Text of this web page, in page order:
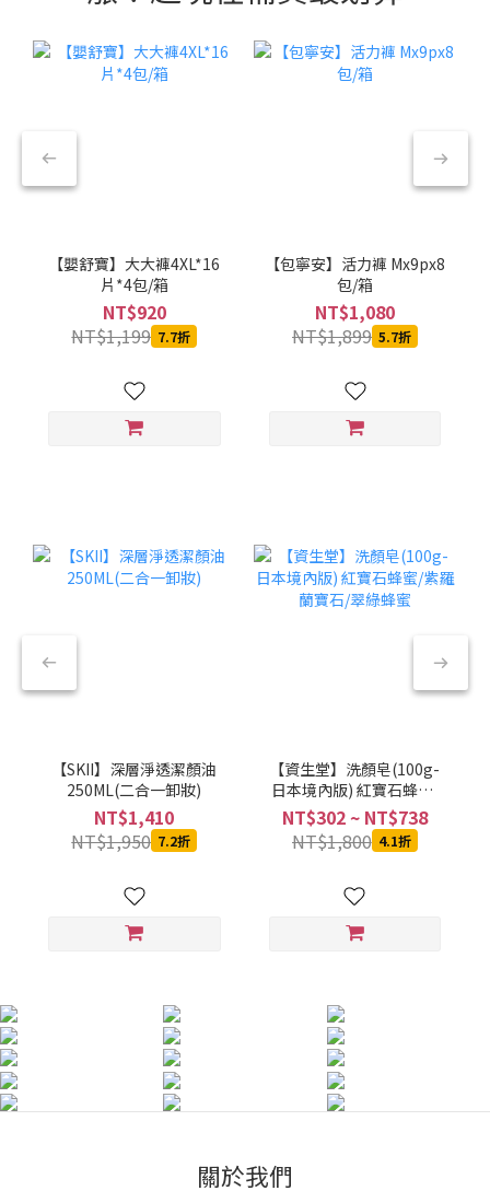
【嬰舒寶】大大褲4XL*16
片*4包/箱
NT$920
NT$1,199 7.7折
【包寧安】活力褲 Mx9px8
包/箱
NT$1,080
NT$1,899 5.7折
【SKII】深層淨透潔顏油
250ML(二合一卸妝)
NT$1,410
NT$1,950 7.2折
【資生堂】洗顏皂(100g-
日本境內版) 紅寶石蜂蜜/
紫羅蘭寶石/翠綠蜂蜜
NT$302 ~ NT$738
NT$1,800 4.1折
關於我們